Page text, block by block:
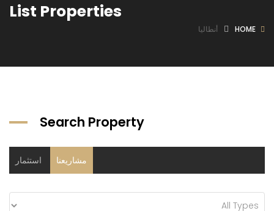
List Properties
HOME أنطاليا
Search Property
مشاريعنا استثمار